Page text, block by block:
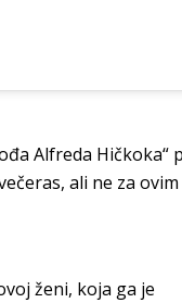
Alfreda Hičkoka“
ali ne za ovim
ženi, koja ga je